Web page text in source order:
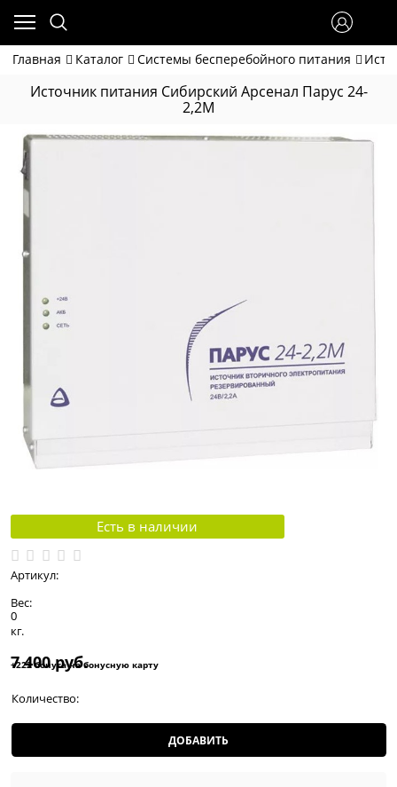
Главная Каталог Системы бесперебойного питания
Источник питания Сибирский Арсенал Парус 24-
2,2М
Есть в наличии
Артикул:
Вес:
0
кг.
7 400 руб.
+222 бонуса на бонусную карту
Количество:
ДОБАВИТЬ